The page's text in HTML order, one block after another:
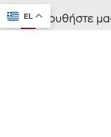
EL
Ακολουθήστε